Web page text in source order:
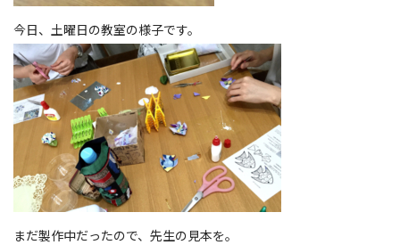
今日、土曜日の教室の様子です。
まだ製作中だったので、先生の見本を。